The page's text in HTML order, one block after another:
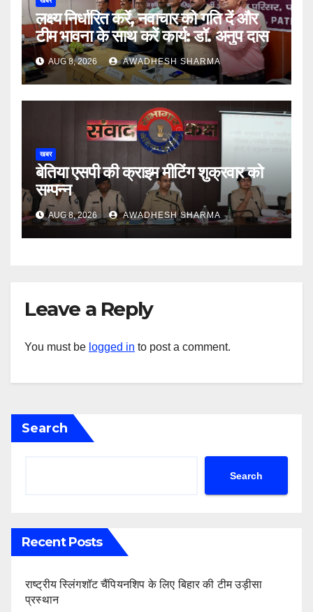
लक्ष्य निर्धारित करें, नवाचार को गति दें और
टीम भावना के साथ करें कार्य: डॉ. अनुप दास
AUG 8, 2026 AWADHESH SHARMA
खबर
बेतिया एसपी की क्राइम मीटिंग शुक्रवार को
सम्पन्न
AUG 8, 2026 AWADHESH SHARMA
Leave a Reply
You must be logged in to post a comment.
Search
Search
Recent Posts
राष्ट्रीय स्लिंगशॉट चैंपियनशिप के लिए बिहार की टीम उड़ीसा
प्रस्थान